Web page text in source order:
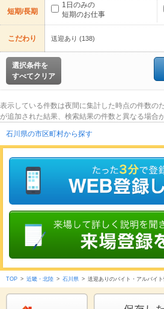
短期/長期
1日のみの
短期のお仕事
こだわり 送迎あり (138)
選択条件を
すべてクリア
表示している件数は夜間に集計した時点の件数の
が追加された結果、検索結果の件数と異なる場合
石川県の市区町村から探す
TOP > 近畿・北陸 > 石川県 > 送迎ありのバイト・アルバイト